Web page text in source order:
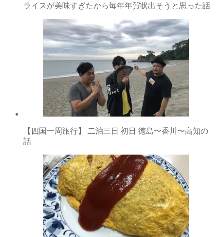
ライスが美味すぎたから毎年年賀状出そうと思った話
【四国一周旅行】 二泊三日 初日 徳島〜香川〜高知の
話